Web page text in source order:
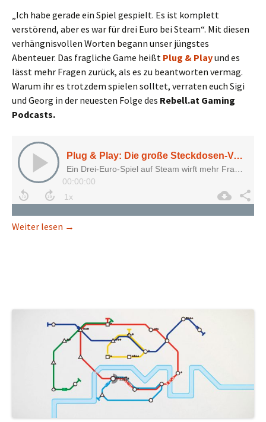
„Ich habe gerade ein Spiel gespielt. Es ist komplett
verstörend, aber es war für drei Euro bei Steam“. Mit diesen
verhängnisvollen Worten begann unser jüngstes
Abenteuer. Das fragliche Game heißt Plug & Playund es
lässt mehr Fragen zurück, als es zu beantworten vermag.
Warum ihr es trotzdem spielen solltet, verraten euch Sigi
und Georg in der neuesten Folge des Rebell.at Gaming
Podcasts.
Weiter lesen Plug & Play: Die große Steckdosen-Verstörung
→